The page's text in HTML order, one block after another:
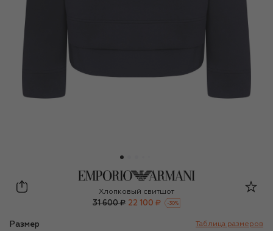
Emporio Armani
Хлопковый свитшот
31 600 ₽ 22 100 ₽ -30%
Размер Таблица размеров